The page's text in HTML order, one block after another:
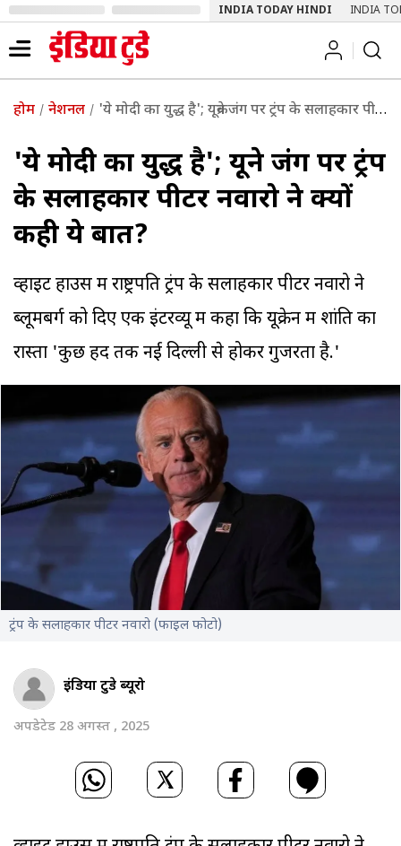
INDIA TODAY HINDI INDIA
होम नेशनल 'ये मोदी का युद्ध है'; यूक्रेन जंग पर ट्रंप के सलाहकार पीटर नवारो ने क्यों कही ये बात?
'ये मोदी का युद्ध है'; यूक्रेन जंग पर ट्रंप
के सलाहकार पीटर नवारो ने क्यों
कही ये बात?
व्हाइट हाउस में राष्ट्रपति ट्रंप के सलाहकार पीटर नवारो ने
ब्लूमबर्ग को दिए एक इंटरव्यू में कहा कि यूक्रेन में शांति का
रास्ता 'कुछ हद तक नई दिल्ली से होकर गुजरता है.'
ट्रंप के सलाहकार पीटर नवारो (फाइल फोटो)
इंडिया टुडे ब्यूरो
अपडेटेड 28 अगस्त , 2025